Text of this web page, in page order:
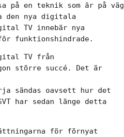
på en teknik som är på väg
den nya digitala
TV innebär nya
funktionshindrade.
TV från
större succé. Det är
sändas oavsett hur det
har sedan länge detta
för förnyat